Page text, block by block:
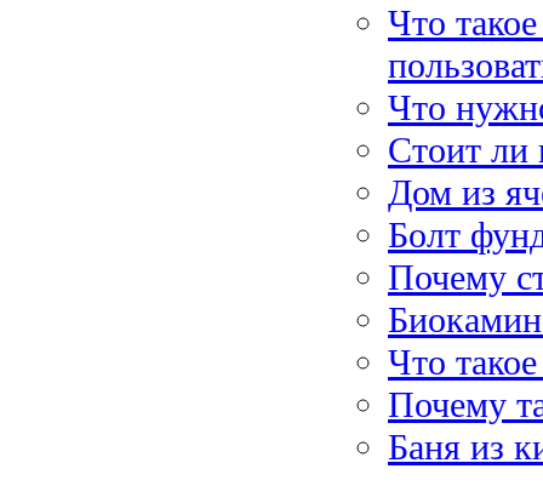
Что
Что
Стоит ли
Дом из
Болт
Почему
Что
Почему
Баня из